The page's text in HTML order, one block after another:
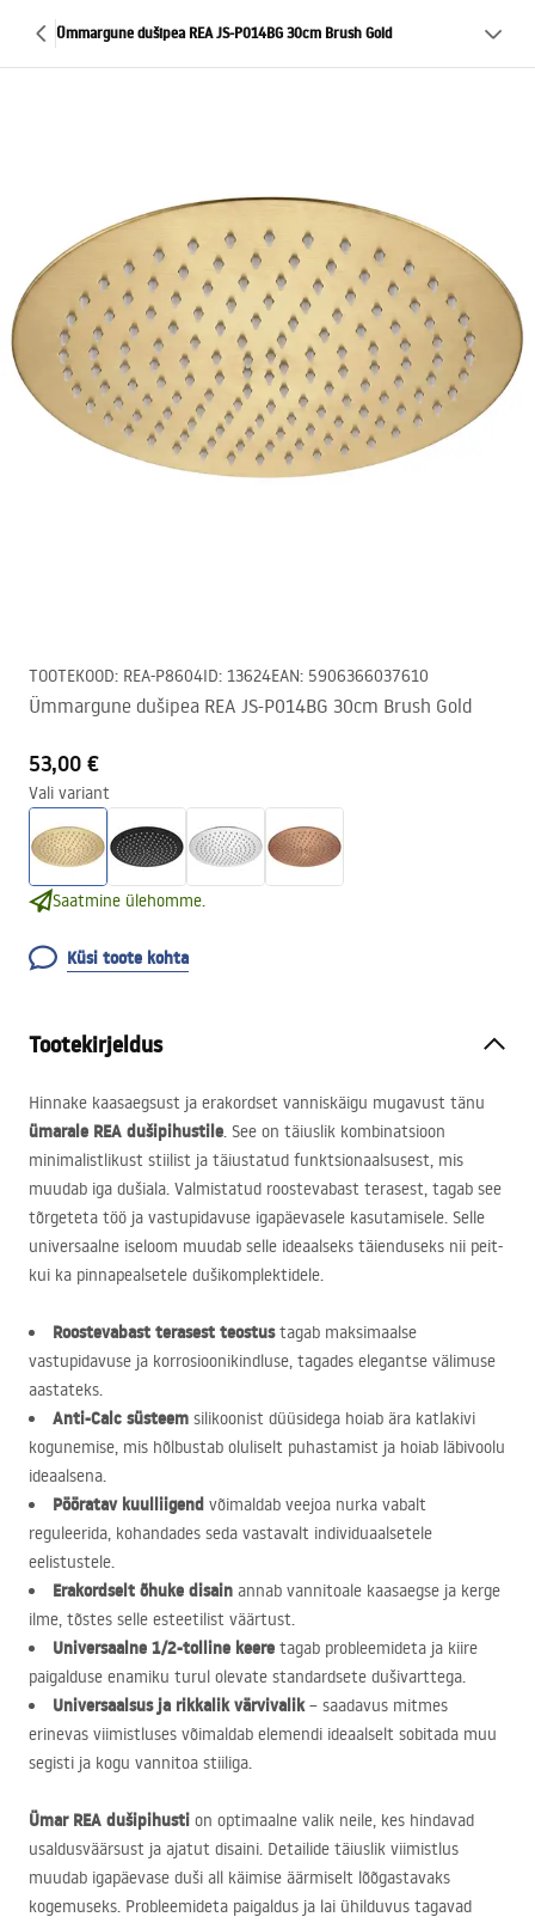
Ümmargune dušipea REA JS-P014BG 30cm Brush Gold
TOOTEKOOD: REA-P8604ID: 13624EAN: 5906366037610
Ümmargune dušipea REA JS-P014BG 30cm Brush Gold
53,00 €
Vali variant
Saatmine ülehomme.
Küsi toote kohta
Tootekirjeldus
Hinnake kaasaegsust ja erakordset vanniskäigu mugavust tänu
ümarale REA dušipihustile. See on täiuslik kombinatsioon
minimalistlikust stiilist ja täiustatud funktsionaalsusest, mis
muudab iga dušiala. Valmistatud roostevabast terasest, tagab see
tõrgeteta töö ja vastupidavuse igapäevasele kasutamisele. Selle
universaalne iseloom muudab selle ideaalseks täienduseks nii peit-
kui ka pinnapealsetele dušikomplektidele.
Roostevabast terasest teostustagab maksimaalse
vastupidavuse ja korrosioonikindluse, tagades elegantse välimuse
aastateks.
Anti-Calc süsteem silikoonist düüsidega hoiab ära katlakivi
kogunemise, mis hõlbustab oluliselt puhastamist ja hoiab läbivoolu
ideaalsena.
Pööratav kuulliigend võimaldab veejoa nurka vabalt
reguleerida, kohandades seda vastavalt individuaalsetele
eelistustele.
Erakordselt õhuke disain annab vannitoale kaasaegse ja kerge
ilme, tõstes selle esteetilist väärtust.
Universaalne 1/2-tolline keere tagab probleemideta ja kiire
paigalduse enamiku turul olevate standardsete dušivarttega.
Universaalsus ja rikkalik värvivalik– saadavus mitmes
erinevas viimistluses võimaldab elemendi ideaalselt sobitada muu
segisti ja kogu vannitoa stiiliga.
Ümar REA dušipihusti on optimaalne valik neile, kes hindavad
usaldusväärsust ja ajatut disaini. Detailide täiuslik viimistlus
muudab igapäevase duši all käimise äärmiselt lõõgastavaks
kogemuseks. Probleemideta paigaldus ja lai ühilduvus tagavad